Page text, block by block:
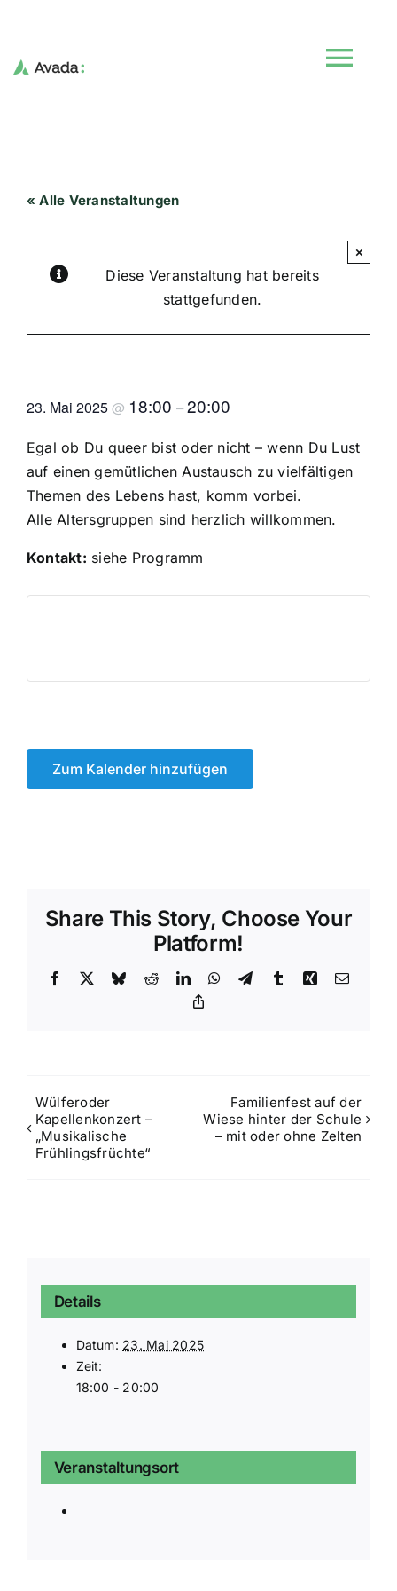
content
Veranstaltungen
Kurse
« Alle Veranstaltungen
Diese Veranstaltung hat bereits
stattgefunden.
×
23. Mai 2025@ 18:00 –20:00
Egal ob Du queer bist oder nicht – wenn Du Lust
auf einen gemütlichen Austausch zu vielfältigen
Themen des Lebens hast, komm vorbei.
Alle Altersgruppen sind herzlich willkommen.
Kontakt: siehe Programm
Zum Kalender hinzufügen
Share This Story, Choose Your
Platform!
Facebook BlueskyRedditLinkedInWhatsApp
TelegramTumblrXing Email
Wülferoder
Kapellenkonzert –
„Musikalische
Frühlingsfrüchte“
Familienfest auf der
Wiese hinter der Schule
– mit oder ohne Zelten
Details
Datum: 23. Mai 2025
Zeit:
18:00 - 20:00
Veranstaltungsort